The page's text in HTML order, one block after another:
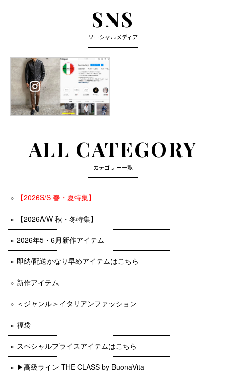
SNS
ソーシャルメディア
ALL CATEGORY
カテゴリー一覧
【2026S/S 春・夏特集】
【2026A/W 秋・冬特集】
2026年5・6月新作アイテム
即納/配送かなり早めアイテムはこちら
新作アイテム
＜ジャンル＞イタリアンファッション
福袋
スペシャルプライスアイテムはこちら
▶︎高級ライン THE CLASS by BuonaVita